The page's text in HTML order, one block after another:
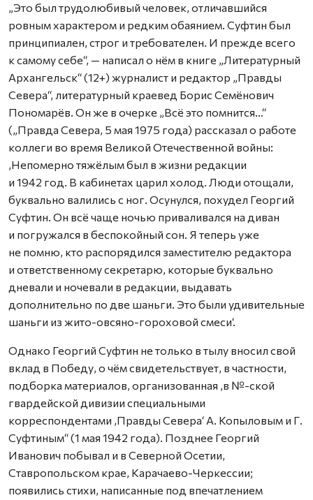
„Это был трудолюбивый человек, отличавшийся
ровным характером и редким обаянием. Суфтин был
принципиален, строг и требователен. И прежде всего
к самому себе“, — написал о нём в книге „Литературный
Архангельск“ (12+) журналист и редактор „Правды
Севера“, литературный краевед Борис Семёнович
Пономарёв. Он же в очерке „Всё это помнится…“
(„Правда Севера, 5 мая 1975 года) рассказал о работе
коллеги во время Великой Отечественной войны:
‚Непомерно тяжёлым был в жизни редакции
и 1942 год. В кабинетах царил холод. Люди отощали,
буквально валились с ног. Осунулся, похудел Георгий
Суфтин. Он всё чаще ночью приваливался на диван
и погружался в беспокойный сон. Я теперь уже
не помню, кто распорядился заместителю редактора
и ответственному секретарю, которые буквально
дневали и ночевали в редакции, выдавать
дополнительно по две шаньги. Это были удивительные
шаньги из жито-овсяно-гороховой смеси‘.
Однако Георгий Суфтин не только в тылу вносил свой
вклад в Победу, о чём свидетельствует, в частности,
подборка материалов, организованная ‚в №-ской
гвардейской дивизии специальными
корреспондентами ‚Правды Севера‘ А. Копыловым и Г.
Суфтиным“ (1 мая 1942 года). Позднее Георгий
Иванович побывал и в Северной Осетии,
Ставропольском крае, Карачаево-Черкессии;
появились стихи, написанные под впечатлением